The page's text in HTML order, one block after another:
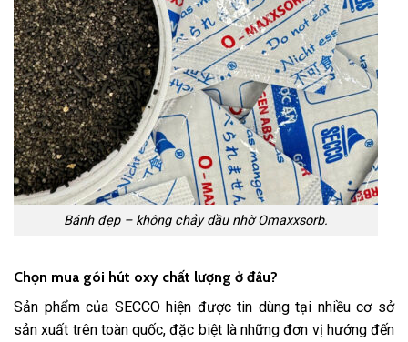
Bánh đẹp – không chảy dầu nhờ Omaxxsorb.
Chọn mua gói hút oxy chất lượng ở đâu?
Sản phẩm của SECCOhiện được tin dùng tại nhiều cơ sở
sản xuất trên toàn quốc, đặc biệt là những đơn vị hướng đến